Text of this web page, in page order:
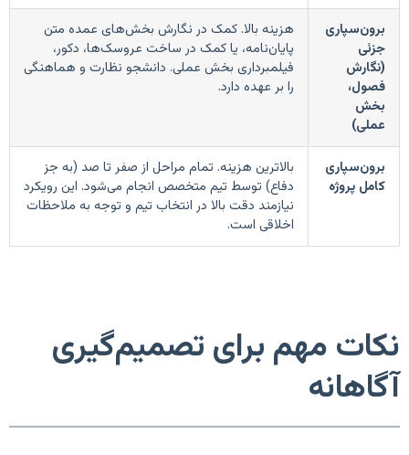
برون‌سپاری
جزئی
(نگارش
فصول،
بخش
عملی)
هزینه بالا. کمک در نگارش بخش‌های عمده متن
پایان‌نامه، یا کمک در ساخت عروسک‌ها، دکور،
فیلمبرداری بخش عملی. دانشجو نظارت و هماهنگی
را بر عهده دارد.
برون‌سپاری
کامل پروژه
بالاترین هزینه. تمام مراحل از صفر تا صد (به جز
دفاع) توسط تیم متخصص انجام می‌شود. این رویکرد
نیازمند دقت بالا در انتخاب تیم و توجه به ملاحظات
اخلاقی است.
نکات مهم برای تصمیم‌گیری
آگاهانه